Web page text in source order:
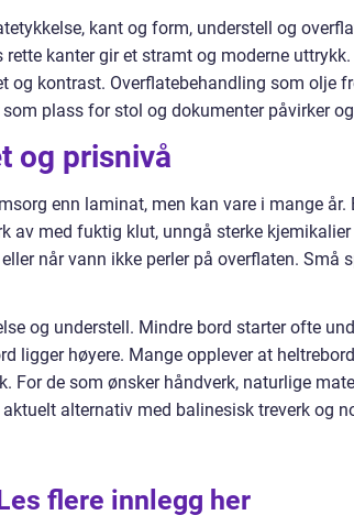
kant og form, understell og
kanter gir et stramt og moderne
og kontrast. Overflatebehandling som olje
plass for stol og dokumenter påvirker
og prisnivå
enn laminat, men kan vare i mange år.
av med fuktig klut, unngå sterke
når vann ikke perler på overflaten. Små
og understell. Mindre bord starter ofte
ligger høyere. Mange opplever at
For de som ønsker håndverk, naturlige
aktuelt alternativ med balinesisk treverk og
flere innlegg her